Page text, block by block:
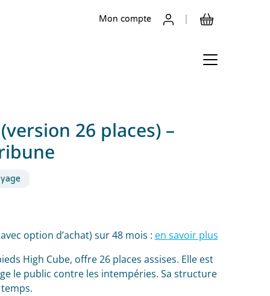
Mon compte
26 places) –
option d’achat) sur 48 mois : en savoir plus
High Cube, offre 26 places assises. Elle est
le public contre les intempéries. Sa structure